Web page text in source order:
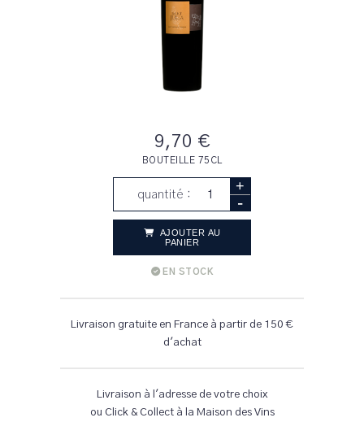
9,70 €
BOUTEILLE 75CL
quantité : +
-
AJOUTER AU
PANIER
EN STOCK
Livraison gratuite en France à partir de 150 €
d'achat
Livraison à l'adresse de votre choix
ou Click & Collect à la Maison des Vins